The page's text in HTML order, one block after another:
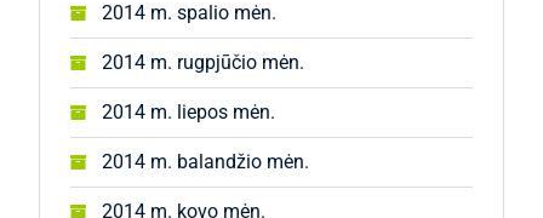
2014 m. spalio mėn.
2014 m. rugpjūčio mėn.
2014 m. liepos mėn.
2014 m. balandžio mėn.
2014 m. kovo mėn.